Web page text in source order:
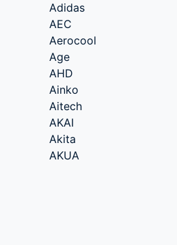
Adidas
AEC
Aerocool
Age
AHD
Ainko
Aitech
AKAI
Akita
AKUA